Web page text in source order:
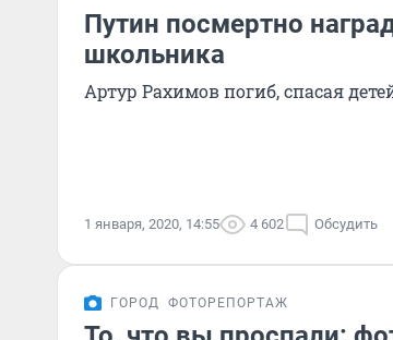
Путин посмертно
школьника
Артур Рахимов погиб, спасая
1 января, 2020, 14:55 4 602 Обсудить
ГОРОД ФОТОРЕПОРТАЖ